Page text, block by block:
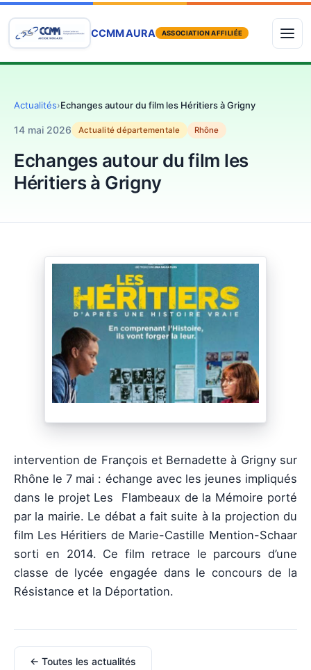
CCMM AURA ASSOCIATION AFFILIÉE
Actualités›Echanges autour du film les Héritiers à Grigny
14 mai 2026 Actualité départementale Rhône
Echanges autour du film les
Héritiers à Grigny
intervention de François et Bernadette à Grigny sur
Rhône le 7 mai : échange avec les jeunes impliqués
dans le projet Les Flambeaux de la Mémoire porté
par la mairie. Le débat a fait suite à la projection du
film Les Héritiers de Marie-Castille Mention-Schaar
sorti en 2014. Ce film retrace le parcours d’une
classe de lycée engagée dans le concours de la
Résistance et la Déportation.
← Toutes les actualités